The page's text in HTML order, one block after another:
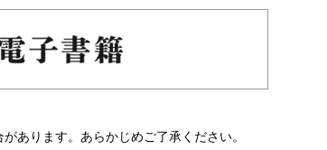
あります。あらかじめご了承ください。